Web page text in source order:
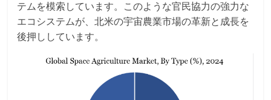
テムを模索しています。このような官民協力の強力な
エコシステムが、北米の宇宙農業市場の革新と成長を
後押ししています。